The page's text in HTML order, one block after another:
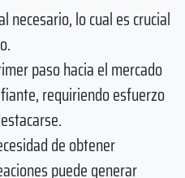
necesario, lo cual es crucial
paso hacia el mercado
requiriendo esfuerzo
de obtener
puede generar